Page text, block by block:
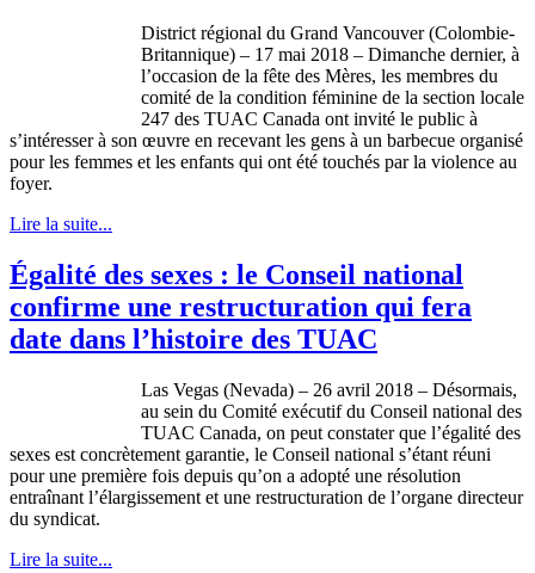
District régional du Grand Vancouver (Colombie-
Britannique) – 17 mai 2018 – Dimanche dernier, à
l’occasion de la fête des Mères, les membres du
comité de la condition féminine de la section locale
247 des TUAC Canada ont invité le public à
s’intéresser à son œuvre en recevant les gens à un barbecue organisé
pour les femmes et les enfants qui ont été touchés par la violence au
foyer.
Lire la suite...
Égalité des sexes : le Conseil national
confirme une restructuration qui fera
date dans l’histoire des TUAC
Las Vegas (Nevada) – 26 avril 2018 – Désormais,
au sein du Comité exécutif du Conseil national des
TUAC Canada, on peut constater que l’égalité des
sexes est concrètement garantie, le Conseil national s’étant réuni
pour une première fois depuis qu’on a adopté une résolution
entraînant l’élargissement et une restructuration de l’organe directeur
du syndicat.
Lire la suite...